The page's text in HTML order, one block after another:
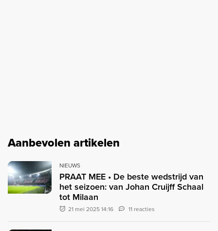
Aanbevolen artikelen
NIEUWS
PRAAT MEE • De beste wedstrijd van
het seizoen: van Johan Cruijff Schaal
tot Milaan
21 mei 2025 14:16 11 reacties